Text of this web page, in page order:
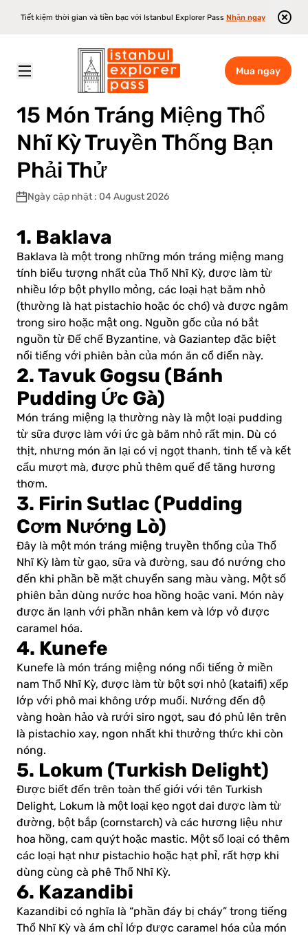
Tiết kiệm thời gian và tiền bạc với Istanbul Explorer Pass Nhận ngay
Mua ngay
Istanbul Explorer Pass \ Blog \ 15 Món Tráng Miệng Thổ Nhĩ Kỳ Truyền Thống Bạn Phải Thử
15 Món Tráng Miệng Thổ
Nhĩ Kỳ Truyền Thống Bạn
Phải Thử
Ngày cập nhật : 04 August 2026
1. Baklava
Baklava là một trong những món tráng miệng mang
tính biểu tượng nhất của Thổ Nhĩ Kỳ, được làm từ
nhiều lớp bột phyllo mỏng, các loại hạt băm nhỏ
(thường là hạt pistachio hoặc óc chó) và được ngâm
trong siro hoặc mật ong. Nguồn gốc của nó bắt
nguồn từ Đế chế Byzantine, và Gaziantep đặc biệt
nổi tiếng với phiên bản của món ăn cổ điển này.
2. Tavuk Gogsu (Bánh
Pudding Ức Gà)
Món tráng miệng lạ thường này là một loại pudding
từ sữa được làm với ức gà băm nhỏ rất mịn. Dù có
thịt, nhưng món ăn lại có vị ngọt thanh, tinh tế và kết
cấu mượt mà, được phủ thêm quế để tăng hương
thơm.
3. Firin Sutlac (Pudding
Cơm Nướng Lò)
Đây là một món tráng miệng truyền thống của Thổ
Nhĩ Kỳ làm từ gạo, sữa và đường, sau đó nướng cho
đến khi phần bề mặt chuyển sang màu vàng. Một số
phiên bản dùng nước hoa hồng hoặc vani. Món này
được ăn lạnh với phần nhân kem và lớp vỏ được
caramel hóa.
4. Kunefe
Kunefe là món tráng miệng nóng nổi tiếng ở miền
nam Thổ Nhĩ Kỳ, được làm từ bột sợi nhỏ (kataifi) xếp
lớp với phô mai không ướp muối. Nướng đến độ
vàng hoàn hảo và rưới siro ngọt, sau đó phủ lên trên
là pistachio xay, ngon nhất khi thưởng thức khi còn
nóng.
5. Lokum (Turkish Delight)
Được biết đến trên toàn thế giới với tên Turkish
Delight, Lokum là một loại kẹo ngọt dai được làm từ
đường, bột bắp (cornstarch) và các hương liệu như
hoa hồng, cam quýt hoặc mastic. Một số loại có thêm
các loại hạt như pistachio hoặc hạt phỉ, rất hợp khi
dùng cùng cà phê Thổ Nhĩ Kỳ.
6. Kazandibi
Kazandibi có nghĩa là “phần đáy bị cháy” trong tiếng
Thổ Nhĩ Kỳ và ám chỉ lớp được caramel hóa của món